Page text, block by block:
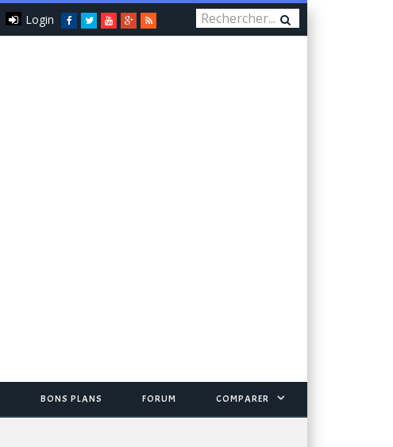
Facebook
TwitterYou
Tube
Google+
RSS
Login
BONS PLANS FORUM COMPARER